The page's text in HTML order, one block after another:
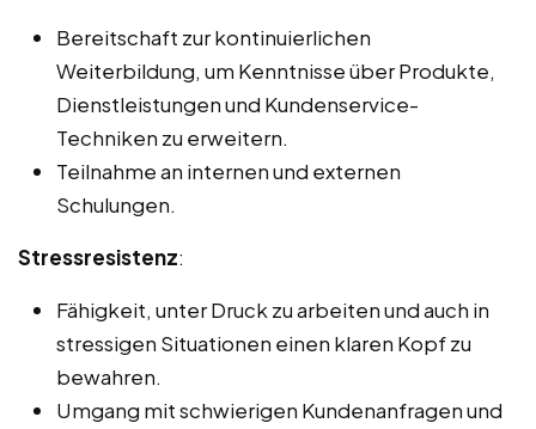
Bereitschaft zur kontinuierlichen
Weiterbildung, um Kenntnisse über Produkte,
Dienstleistungen und Kundenservice-
Techniken zu erweitern.
Teilnahme an internen und externen
Schulungen.
Stressresistenz:
Fähigkeit, unter Druck zu arbeiten und auch in
stressigen Situationen einen klaren Kopf zu
bewahren.
Umgang mit schwierigen Kundenanfragen und